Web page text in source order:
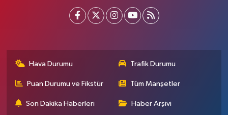
Hava Durumu Trafik Durumu
Puan Durumu ve Fikstür Tüm Manşetler
Son Dakika Haberleri Haber Arşivi